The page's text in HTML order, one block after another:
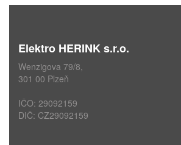
Elektro HERINK s.r.o.
Wenzigova 79/8,
301 00 Plzeň
IČO: 29092159
DIČ: CZ29092159